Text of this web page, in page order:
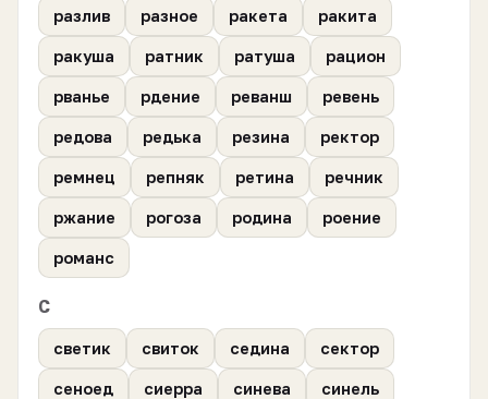
разлив разное ракета ракита
ракуша ратник ратуша рацион
рванье рдение реванш ревень
редова редька резина ректор
ремнец репняк ретина речник
ржание рогоза родина роение
романс
С
светик свиток седина сектор
сеноед сиерра синева синель